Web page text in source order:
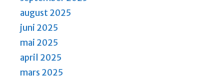
august 2025
juni 2025
mai 2025
april 2025
mars 2025